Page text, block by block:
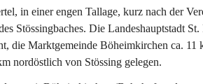
in einer engen Tallage, kurz nach der
Stössingbaches. Die Landeshauptstadt
die Marktgemeinde Böheimkirchen ca.
nordöstlich von Stössing gelegen.